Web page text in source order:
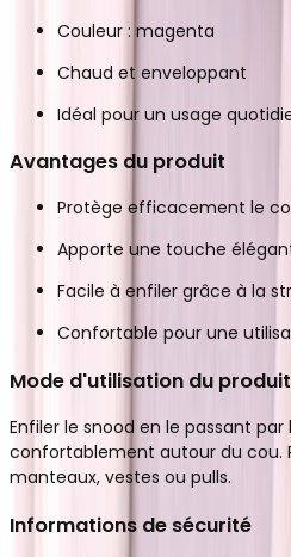
Couleur : magenta
Chaud et enveloppant
Idéal pour un usage
Avantages du produit
Protège efficacement le
Apporte une touche
Facile à enfiler grâce à la
Confortable pour une
Mode d'utilisation du produit
Enfiler le snood en le passant
confortablement autour du cou.
manteaux, vestes ou pulls.
Informations de sécurité